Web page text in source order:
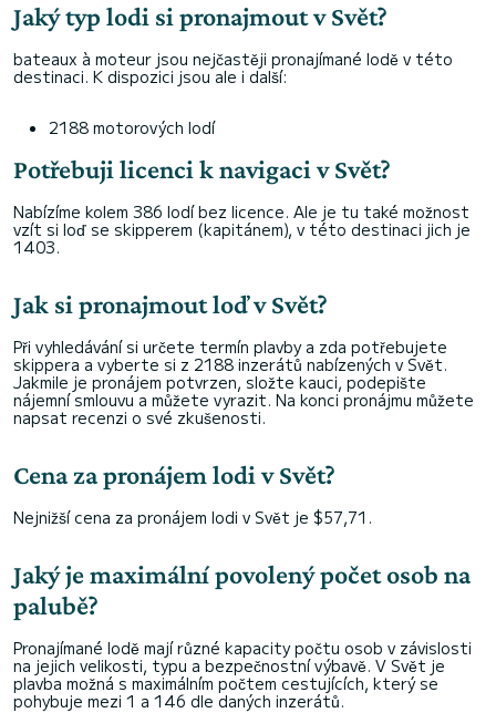
Jaký typ lodi si pronajmout v Svět?
bateaux à moteur jsou nejčastěji pronajímané lodě v této
destinaci. K dispozici jsou ale i další:
2188 motorových lodí
Potřebuji licenci k navigaci v Svět?
Nabízíme kolem 386 lodí bez licence. Ale je tu také možnost
vzít si loď se skipperem (kapitánem), v této destinaci jich je
1403.
Jak si pronajmout loď v Svět?
Při vyhledávání si určete termín plavby a zda potřebujete
skippera a vyberte si z 2188 inzerátů nabízených v Svět.
Jakmile je pronájem potvrzen, složte kauci, podepište
nájemní smlouvu a můžete vyrazit. Na konci pronájmu můžete
napsat recenzi o své zkušenosti.
Cena za pronájem lodi v Svět?
Nejnižší cena za pronájem lodi v Svět je $57,71.
Jaký je maximální povolený počet osob na
palubě?
Pronajímané lodě mají různé kapacity počtu osob v závislosti
na jejich velikosti, typu a bezpečnostní výbavě. V Svět je
plavba možná s maximálním počtem cestujících, který se
pohybuje mezi 1 a 146 dle daných inzerátů.